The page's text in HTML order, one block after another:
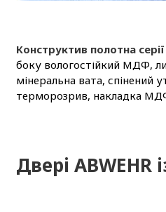
Конструктив полотна серії
боку вологостійкий МДФ,
мінеральна вата, спінений
терморозрив, накладка
Двері ABWEHR